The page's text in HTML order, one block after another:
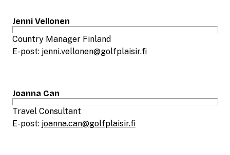
Jenni Vellonen
Country Manager Finland
E-post: jenni.vellonen@golfplaisir.fi
Joanna Can
Travel Consultant
E-post: joanna.can@golfplaisir.fi